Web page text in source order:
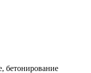
бетонирование